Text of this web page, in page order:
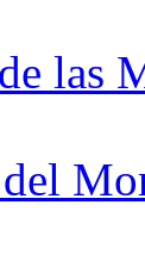
las